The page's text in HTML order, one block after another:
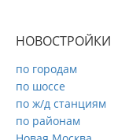
НОВОСТРОЙКИ
по городам
по шоссе
по ж/д станциям
по районам